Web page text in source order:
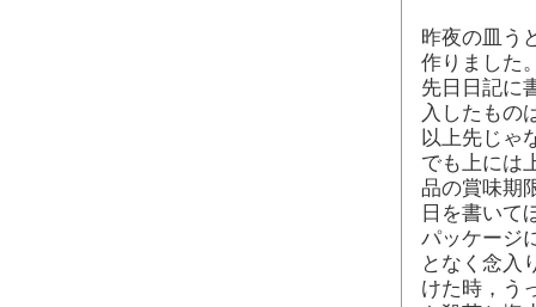
昨夜の皿う
作りました
先日日記に
入したもの
以上先じゃ
でも上には
品の賞味期
日を書いて
パッケージ
となく念入
けた時，う